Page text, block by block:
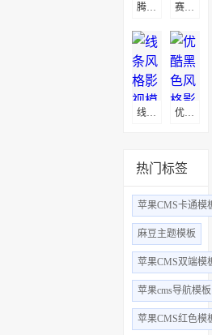
​赛博朋克黑色影视模板
优酷黑色风格影视苹果CMS模板
热门标签
苹果CMS卡通模
麻豆主题模板
苹果CMS双端模
苹果cms导航模板
苹果CMS红色模